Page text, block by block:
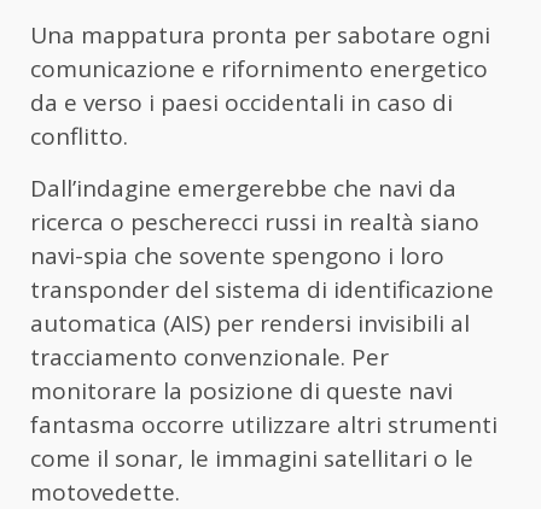
Una mappatura pronta per sabotare ogni
comunicazione e rifornimento energetico
da e verso i paesi occidentali in caso di
conflitto.
Dall’indagine emergerebbe che navi da
ricerca o pescherecci russi in realtà siano
navi-spia che sovente spengono i loro
transponder del sistema di identificazione
automatica (AIS) per rendersi invisibili al
tracciamento convenzionale. Per
monitorare la posizione di queste navi
fantasma occorre utilizzare altri strumenti
come il sonar, le immagini satellitari o le
motovedette.